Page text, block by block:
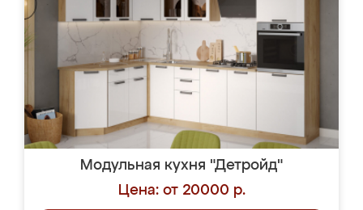
Модульная кухня "Детройд"
Цена: от 20000 р.